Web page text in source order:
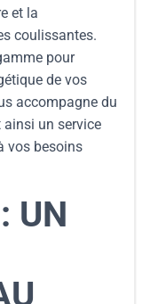
et la
coulissantes.
pour
de vos
accompagne du
un service
vos besoins
UN